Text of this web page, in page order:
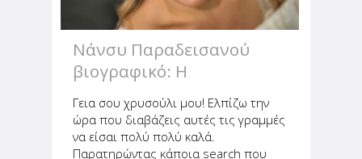
Νάνσυ Παραδεισανού
βιογραφικό: Η
επαγγελματική μου ζωή
Γεια σου χρυσούλι μου! Ελπίζω την
ώρα που διαβάζεις αυτές τις γραμμές
να είσαι πολύ πολύ καλά.
Παρατηρώντας κάποια search που